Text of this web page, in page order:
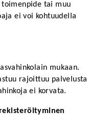
tai muu
ei voi kohtuudella
mukaan.
rajoittuu palvelusta
ei korvata.